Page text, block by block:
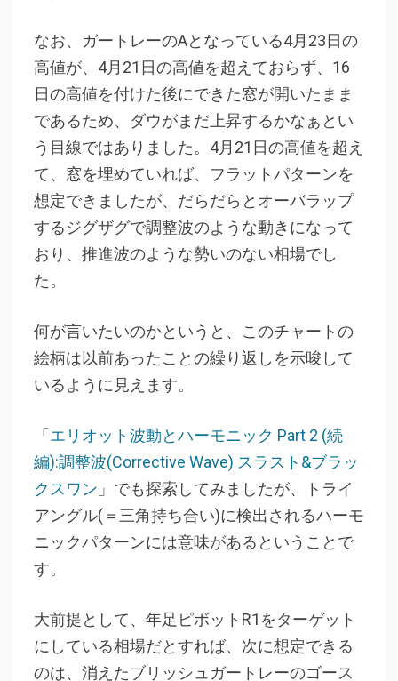
なお、ガートレーのAとなっている4月23日の
高値が、4月21日の高値を超えておらず、16
日の高値を付けた後にできた窓が開いたまま
であるため、ダウがまだ上昇するかなぁとい
う目線ではありました。4月21日の高値を超え
て、窓を埋めていれば、フラットパターンを
想定できましたが、だらだらとオーバラップ
するジグザグで調整波のような動きになって
おり、推進波のような勢いのない相場でし
た。
何が言いたいのかというと、このチャートの
絵柄は以前あったことの繰り返しを示唆して
いるように見えます。
「エリオット波動とハーモニック Part 2 (続
編):調整波(Corrective Wave) スラスト&ブラッ
クスワン 」でも探索してみましたが、トライ
アングル(＝三角持ち合い)に検出されるハーモ
ニックパターンには意味があるということで
す。
大前提として、年足ピボットR1をターゲット
にしている相場だとすれば、次に想定できる
のは、消えたブリッシュガートレーのゴース